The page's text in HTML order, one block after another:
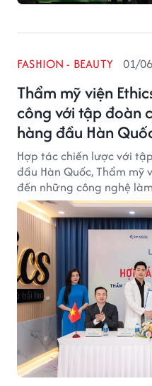
Thẩm mỹ viện
công với tập đoàn
hàng đầu Hàn
FASHION - BEAUTY 01/
Hợp tác chiến lược với
đầu Hàn Quốc, Thẩm mỹ
đến những công nghệ
tầm nhan sắc Việt.